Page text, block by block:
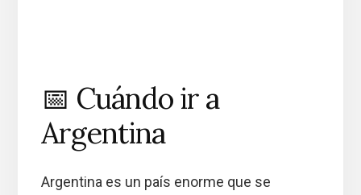
📅 Cuándo ir a
Argentina
Argentina es un país enorme que se